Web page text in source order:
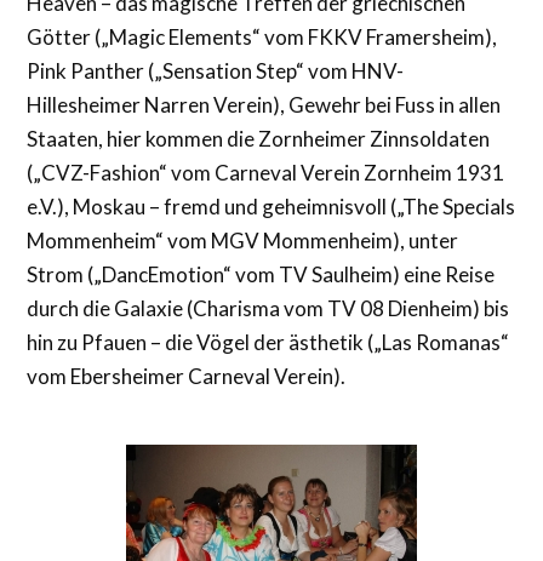
Götter („Magic Elements“ vom FKKV Framersheim),
Pink Panther („Sensation Step“ vom HNV-
Hillesheimer Narren Verein), Gewehr bei Fuss in allen
Staaten, hier kommen die Zornheimer Zinnsoldaten
(„CVZ-Fashion“ vom Carneval Verein Zornheim 1931
e.V.), Moskau – fremd und geheimnisvoll („The Specials
Mommenheim“ vom MGV Mommenheim), unter
Strom („DancEmotion“ vom TV Saulheim) eine Reise
durch die Galaxie (Charisma vom TV 08 Dienheim) bis
hin zu Pfauen – die Vögel der ästhetik („Las Romanas“
vom Ebersheimer Carneval Verein).